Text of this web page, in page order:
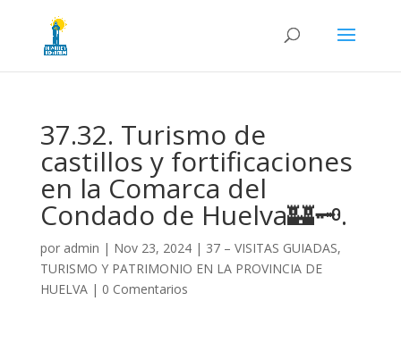
37.32. Turismo de
castillos y fortificaciones
en la Comarca del
Condado de Huelva🏰🗝️.
por admin | Nov 23, 2024| 37 – VISITAS GUIADAS,
TURISMO Y PATRIMONIO EN LA PROVINCIA DE
HUELVA| 0 Comentarios